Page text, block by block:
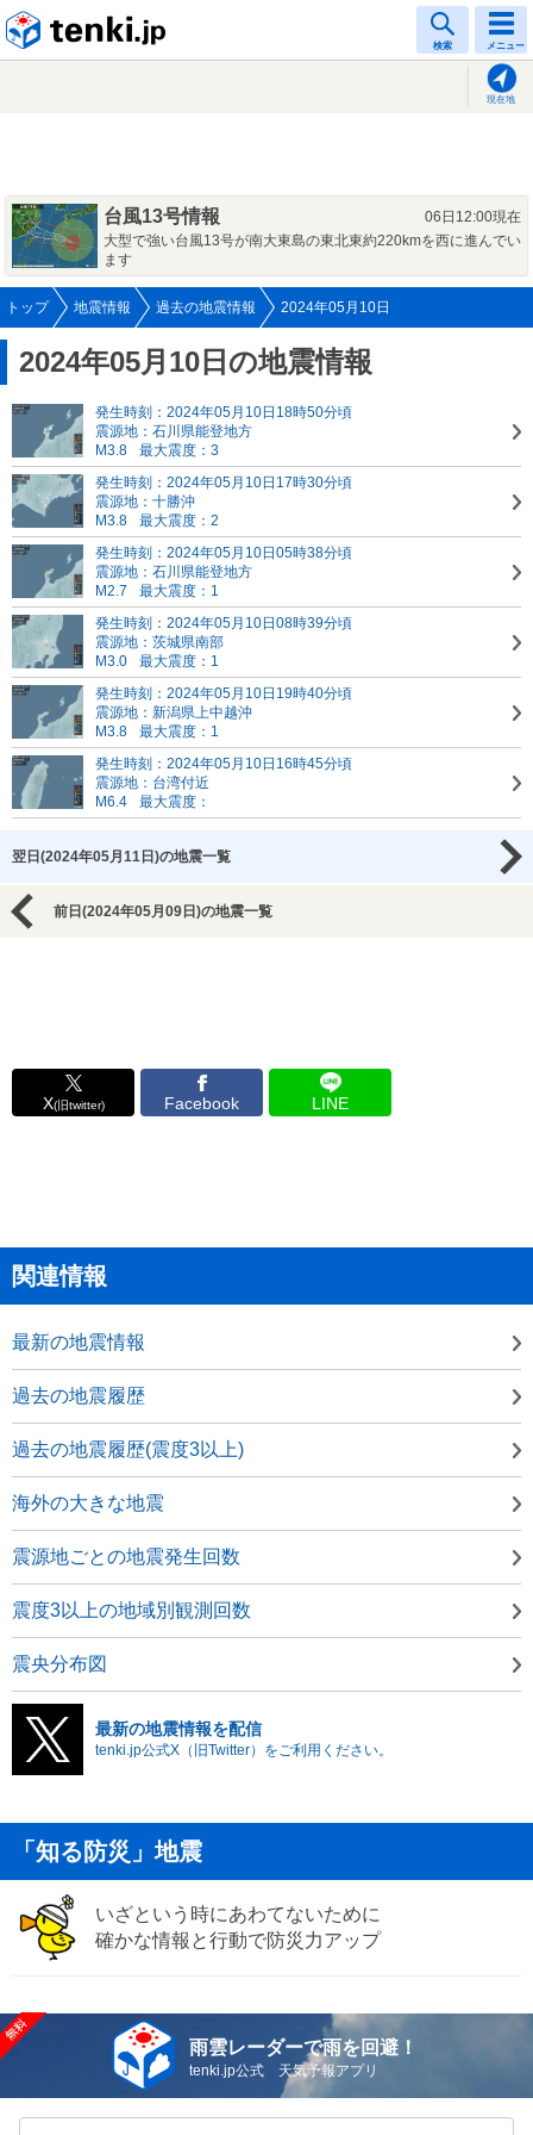
検索 メニュー
現在地
台風13号情報
06日12:00現在
大型で強い台風13号が南大東島の東北東約220kmを西に進んでい
ます
トップ 地震情報 過去の地震情報 2024年05月10日
2024年05月10日の地震情報
発生時刻：2024年05月10日18時50分頃
震源地：石川県能登地方
M3.8
最大震度：3
発生時刻：2024年05月10日17時30分頃
震源地：十勝沖
M3.8
最大震度：2
発生時刻：2024年05月10日05時38分頃
震源地：石川県能登地方
M2.7
最大震度：1
発生時刻：2024年05月10日08時39分頃
震源地：茨城県南部
M3.0
最大震度：1
発生時刻：2024年05月10日19時40分頃
震源地：新潟県上中越沖
M3.8
最大震度：1
発生時刻：2024年05月10日16時45分頃
震源地：台湾付近
M6.4
最大震度：
翌日(2024年05月11日)の地震一覧
前日(2024年05月09日)の地震一覧
X(旧twitter) Facebook LINE
関連情報
最新の地震情報
過去の地震履歴
過去の地震履歴(震度3以上)
海外の大きな地震
震源地ごとの地震発生回数
震度3以上の地域別観測回数
震央分布図
最新の地震情報を配信
tenki.jp公式X（旧Twitter）をご利用ください。
「知る防災」地震
いざという時にあわてないために
確かな情報と行動で防災力アップ
雨雲レーダーで雨を回避！
tenki.jp公式 天気予報アプリ